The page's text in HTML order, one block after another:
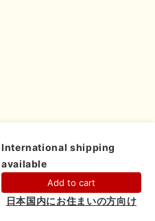
【PASSIONE／パシオーネ】クロップドメッセージロゴTシャツ（チャコール）
International shipping
available
Add to cart
日本国内にお住まいの方向け
に質問する